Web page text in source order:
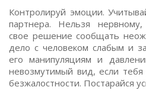
Контролируй эмоции.
партнера. Нельзя нервному,
свое решение сообщать
дело с человеком слабым и
его манипуляциям и
невозмутимый вид, если тебя
безжалостности. Постарайся